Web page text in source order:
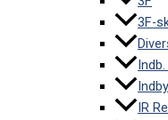
3F-
IR